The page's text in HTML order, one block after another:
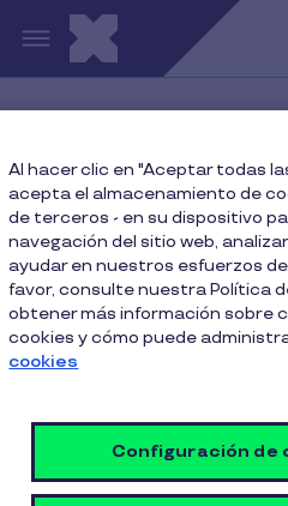
Pasar al contenido
Pluxee Sala Cuna
Pluxee Sala
Simplifica la
beneficio legal
Cumplir con el Artículo 203
nunca fue tan fácil. Con
Al hacer clic en "Aceptar todas
acepta el almacenamiento de
de terceros - en su dispositivo
navegación del sitio web,
ayudar en nuestros esfuerzos
favor, consulte nuestra Política
obtener más información sobre
cookies y cómo puede
cookies
Configuración de